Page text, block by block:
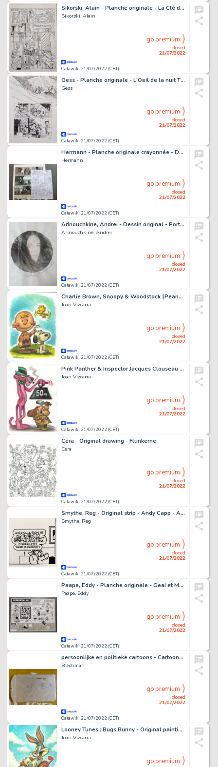
Sikorski, Alain - Planche originale - La Clé du mystère T5 - Disparition - (2005)
Sikorski, Alain
Catawiki 21/07/2022 (CET)
closed
21/07/2022
go premium
Gess - Planche originale - L'Oeil de la nuit T2 - Les Grandes profondeurs - (2015)
Gess
Catawiki 21/07/2022 (CET)
closed
21/07/2022
go premium
Hermann - Planche originale crayonnée - Duke T5 - Un Pistolero tu seras - (2020)
Hermann
Catawiki 21/07/2022 (CET)
closed
21/07/2022
go premium
Arinouchkine, Andrei - Dessin original - Portrait
Arinouchkine, Andrei
Catawiki 21/07/2022 (CET)
closed
21/07/2022
go premium
Charlie Brown, Snoopy & Woodstock [Peanuts] - Original painting by Joan Vizcarra - Acrylic Art - Original Artwork
Joan Vizcarra
Catawiki 21/07/2022 (CET)
closed
21/07/2022
go premium
Pink Panther & Inspector Jacques Clouseau - Original drawing by Joan Vizcarra - Pencil Art
Joan Vizcarra
Catawiki 21/07/2022 (CET)
closed
21/07/2022
go premium
Cera - Original drawing - Flunkerne
Cera
Catawiki 21/07/2022 (CET)
closed
21/07/2022
go premium
Smythe, Reg - Original strip - Andy Capp - Air Pollution - (1992)
Smythe, Reg
Catawiki 21/07/2022 (CET)
closed
21/07/2022
go premium
Paape, Eddy - Planche originale - Geai et Mowgli - (années 1950)
Paape, Eddy
Catawiki 21/07/2022 (CET)
closed
21/07/2022
go premium
persoonlijke en politieke cartoons - Cartoons by Blechman - Page volante - (1960/1960)
Blechman
Catawiki 21/07/2022 (CET)
closed
21/07/2022
go premium
Looney Tunes : Bugs Bunny - Original painting by Joan Vizcarra - Acrylic Art - Original Artwork
Joan Vizcarra
go premium